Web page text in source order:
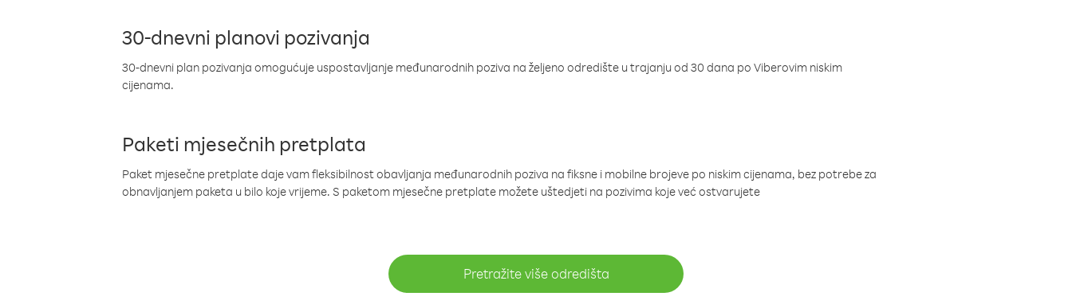
30-dnevni planovi pozivanja
30-dnevni plan pozivanja omogućuje uspostavljanje međunarodnih poziva na željeno odredište u trajanju od 30 dana po Viberovim niskim
cijenama.
Paketi mjesečnih pretplata
Paket mjesečne pretplate daje vam fleksibilnost obavljanja međunarodnih poziva na fiksne i mobilne brojeve po niskim cijenama, bez potrebe za
obnavljanjem paketa u bilo koje vrijeme. S paketom mjesečne pretplate možete uštedjeti na pozivima koje već ostvarujete
Pretražite više odredišta